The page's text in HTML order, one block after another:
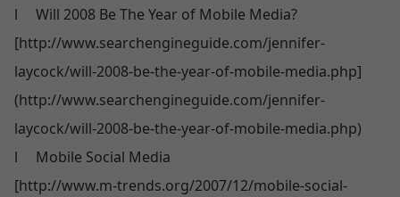
l
Will 2008 Be The Year of Mobile Media?
[http://www.searchengineguide.com/jennifer-
laycock/will-2008-be-the-year-of-mobile-media.php]
(http://www.searchengineguide.com/jennifer-
laycock/will-2008-be-the-year-of-mobile-media.php)
l
Mobile Social Media
[http://www.m-trends.org/2007/12/mobile-social-